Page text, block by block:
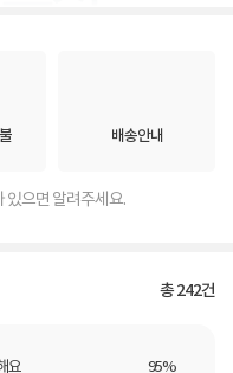
배송안내
있으면 알려주세요.
총242건
요
95%